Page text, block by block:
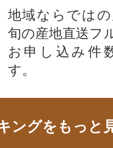
地域ならでは
旬の産地直送フ
お申し込み件
す。
ングをもっと